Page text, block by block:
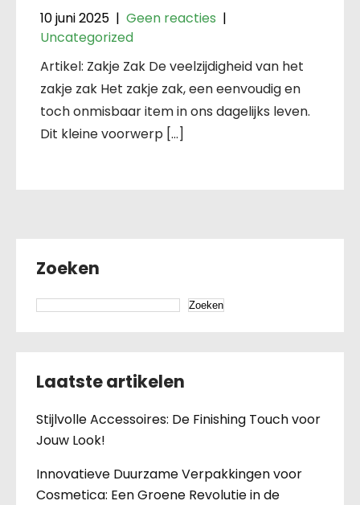
10 juni 2025 | Geen reacties |
Uncategorized
Artikel: Zakje Zak De veelzijdigheid van het
zakje zak Het zakje zak, een eenvoudig en
toch onmisbaar item in ons dagelijks leven.
Dit kleine voorwerp […]
Zoeken
Zoeken
Laatste artikelen
Stijlvolle Accessoires: De Finishing Touch voor
Jouw Look!
Innovatieve Duurzame Verpakkingen voor
Cosmetica: Een Groene Revolutie in de